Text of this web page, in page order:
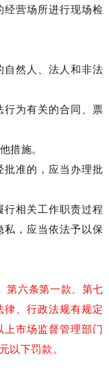
经营场所进行现场检
自然人、法人和非法
行为有关的合同、票
措施。
准的，应当办理批
相关工作职责过程
，应当依法予以保
第六条第一款、第七
、行政法规有规定
市场监督管理部门
以下罚款。